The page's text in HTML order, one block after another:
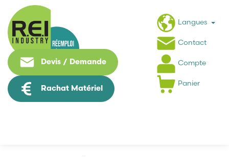
Devis / Demande
Rachat Matériel
Langues
Contact
Compte
Panier